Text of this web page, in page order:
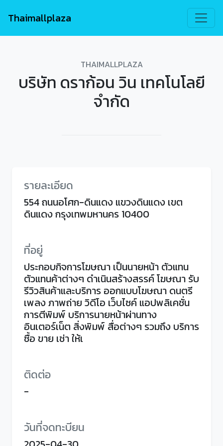
Thaimallplaza
THAIMALLPLAZA
บริษัท ดราก้อน วิน เทคโนโลยี
จำกัด
รายละเอียด
554 ถนนอโศก-ดินแดง แขวงดินแดง เขต
ดินแดง กรุงเทพมหานคร 10400
ที่อยู่
ประกอบกิจการโฆษณา เป็นนายหน้า ตัวแทน
ตัวแทนค้าต่างๆ ดำเนินสร้างสรรค์ โฆษณา รับ
รีวิวสินค้าและบริการ ออกแบบโฆษณา ดนตรี
เพลง ภาพถ่าย วิดีโอ เว็บไซค์ แอปพลิเคชั่น
การตีพิมพ์ บริการนายหน้าผ่านทาง
อินเตอร์เน็ต สิ่งพิมพ์ สื่อต่างๆ รวมถึง บริการ
ซื้อ ขาย เช่า ให้เ
ติดต่อ
-
วันที่จดทะบียน